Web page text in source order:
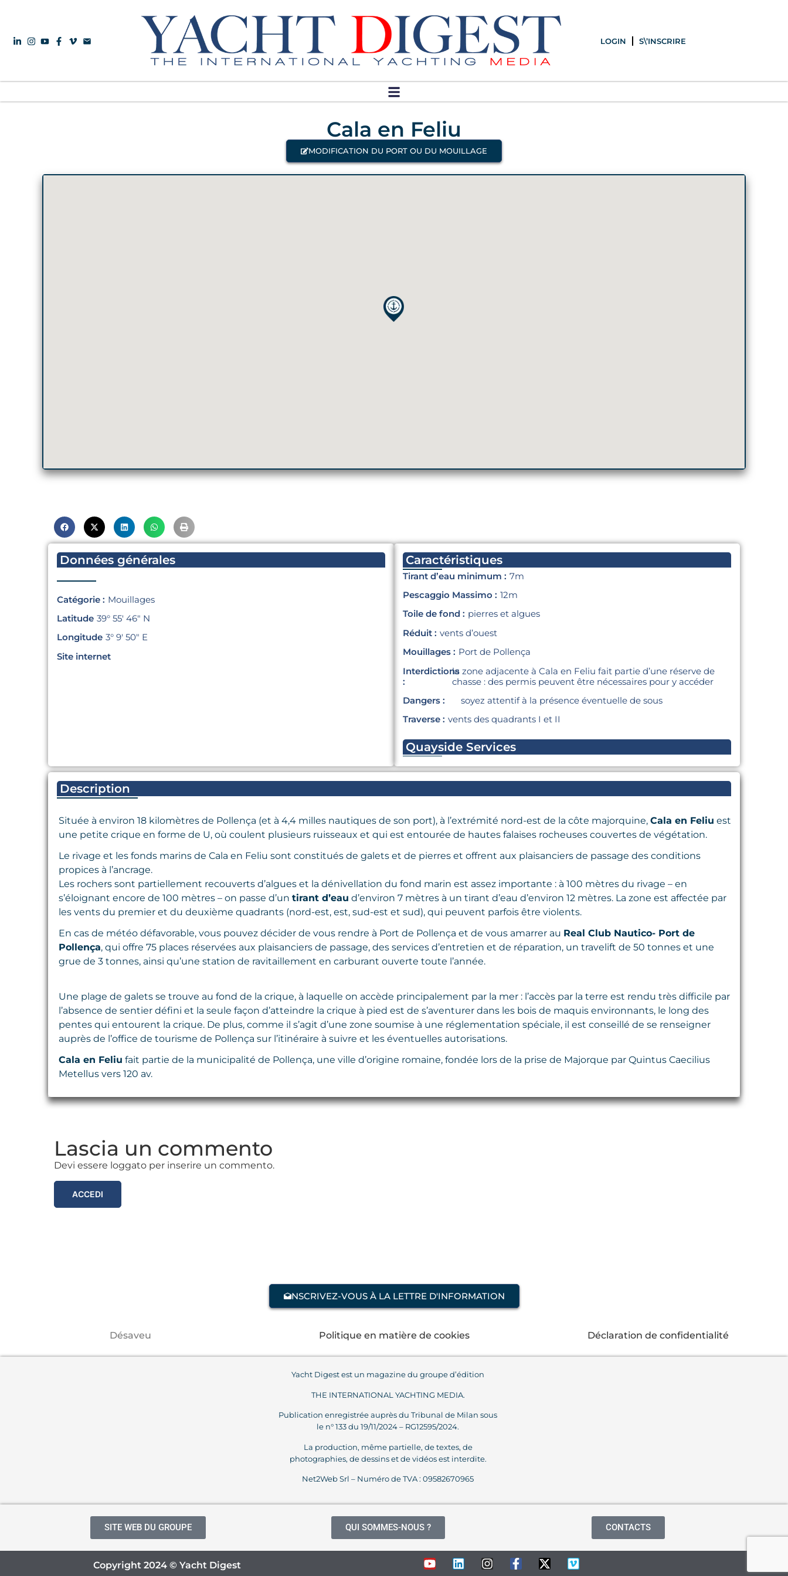
LOGIN S\’INSCRIRE
Cala en Feliu
MODIFICATION DU PORT OU DU MOUILLAGE
Données générales
Catégorie : Mouillages
Latitude 39° 55′ 46″ N
Longitude
3° 9′ 50″ E
Site internet
Caractéristiques
Tirant d’eau minimum : 7m
Pescaggio Massimo : 12m
Toile de fond : pierres et algues
Réduit : vents d’ouest
Mouillages : Port de Pollença
Interdictions
:
la zone adjacente à Cala en Feliu fait partie d’une réserve de
chasse : des permis peuvent être nécessaires pour y accéder
Dangers :
soyez attentif à la présence éventuelle de sous
Traverse : vents des quadrants I et II
Quayside Services
Description
Située à environ 18 kilomètres de Pollença (et à 4,4 milles nautiques de son port), à l’extrémité nord-est de la côte majorquine, Cala en Feliu est
une petite crique en forme de U, où coulent plusieurs ruisseaux et qui est entourée de hautes falaises rocheuses couvertes de végétation.
Le rivage et les fonds marins de Cala en Feliu sont constitués de galets et de pierres et offrent aux plaisanciers de passage des conditions
propices à l’ancrage.
Les rochers sont partiellement recouverts d’algues et la dénivellation du fond marin est assez importante : à 100 mètres du rivage – en
s’éloignant encore de 100 mètres – on passe d’un tirant d’eau d’environ 7 mètres à un tirant d’eau d’environ 12 mètres. La zone est affectée par
les vents du premier et du deuxième quadrants (nord-est, est, sud-est et sud), qui peuvent parfois être violents.
En cas de météo défavorable, vous pouvez décider de vous rendre à Port de Pollença et de vous amarrer au Real Club Nautico- Port de
Pollença, qui offre 75 places réservées aux plaisanciers de passage, des services d’entretien et de réparation, un travelift de 50 tonnes et une
grue de 3 tonnes, ainsi qu’une station de ravitaillement en carburant ouverte toute l’année.
Une plage de galets se trouve au fond de la crique, à laquelle on accède principalement par la mer : l’accès par la terre est rendu très difficile par
l’absence de sentier défini et la seule façon d’atteindre la crique à pied est de s’aventurer dans les bois de maquis environnants, le long des
pentes qui entourent la crique. De plus, comme il s’agit d’une zone soumise à une réglementation spéciale, il est conseillé de se renseigner
auprès de l’office de tourisme de Pollença sur l’itinéraire à suivre et les éventuelles autorisations.
Cala en Feliu fait partie de la municipalité de Pollença, une ville d’origine romaine, fondée lors de la prise de Majorque par Quintus Caecilius
Metellus vers 120 av.
Lascia un commento
Devi essere loggato per inserire un commento.
ACCEDI
NSCRIVEZ-VOUS À LA LETTRE D'INFORMATION
Désaveu Politique en matière de cookies Déclaration de confidentialité
Yacht Digest est un magazine du groupe d’édition
THE INTERNATIONAL YACHTING MEDIA.
Publication enregistrée auprès du Tribunal de Milan sous
le n° 133 du 19/11/2024 – RG12595/2024.
La production, même partielle, de textes, de
photographies, de dessins et de vidéos est interdite.
Net2Web Srl – Numéro de TVA : 09582670965
SITE WEB DU GROUPE QUI SOMMES-NOUS ? CONTACTS
Copyright 2024 © Yacht Digest